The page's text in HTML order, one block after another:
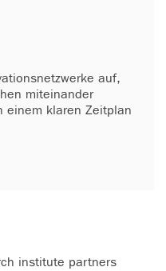
auf,
miteinander
einem klaren Zeitplan
institute partners